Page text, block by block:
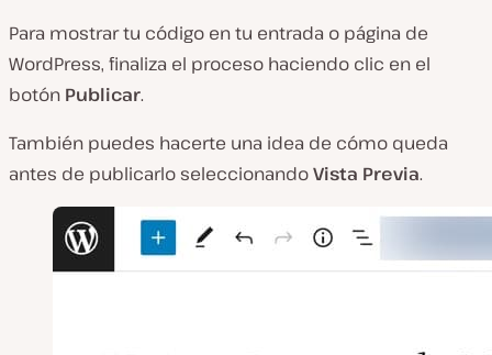
Para mostrar tu código en tu entrada o página de
WordPress, finaliza el proceso haciendo clic en el
botón Publicar.
También puedes hacerte una idea de cómo queda
antes de publicarlo seleccionandoVista Previa.